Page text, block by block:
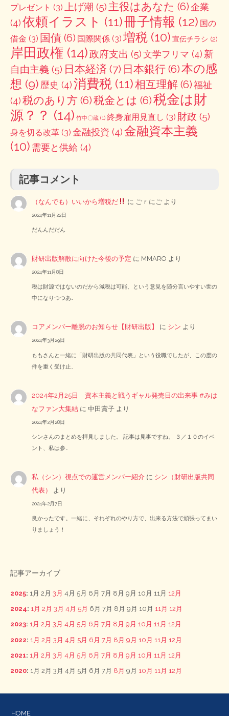
プレゼント (3) 上げ潮 (5) 主役はあなた (6)企業
(4)依頼イラスト (11)冊子情報 (12) 国の
借金 (3) 国債 (6) 国際関係 (3) 増税 (10) 宣伝チラシ (2)
岸田政権 (14)政府支出 (5)文学フリマ (4) 新
自由主義 (5) 日本経済 (7) 日本銀行 (6)本の感
想 (9) 歴史 (4)消費税 (11)相互理解 (6)福祉
(4)税のあり方 (6)税金とは (6)税金は財
源？？ (14) 竹中〇蔵 (1) 終身雇用見直し (3) 財政 (5)
身を切る改革 (3) 金融投資 (4)金融資本主義
(10) 需要と供給 (4)
記事コメント
（なんでも）いいから増税だ に ごｒにご より
2024年11月22日
だんんだだん
財研出版解散に向けた今後の予定 に MMARO より
2024年11月8日
税は財源ではないのだから減税は可能、という意見を随分言いやすい世の
中になりつつあ…
コアメンバー離脱のお知らせ【財研出版】 に シン より
2024年3月29日
ももさんと一緒に「財研出版の共同代表」という役職でしたが、この度の
件を重く受け止…
2024年2月25日 資本主義と戦うギャル発売日の出来事 #みは
なファン大集結 に中田賞子 より
2024年2月28日
シンさんのまとめを拝見しました。 記事は見事ですね。 ３／１０のイベ
ント、私は参…
私（シン）視点での運営メンバー紹介 に シン（財研出版共同
代表）
より
2024年2月7日
良かったです。一緒に、それぞれのやり方で、出来る方法で頑張ってまい
りましょう！
記事アーカイブ
2025: 1月 2月 3月 4月 5月 6月 7月 8月 9月 10月 11月 12月
2024: 1月 2月 3月 4月 5月 6月 7月 8月 9月 10月 11月 12月
2023: 1月 2月 3月 4月 5月 6月 7月 8月 9月 10月 11月 12月
2022: 1月 2月 3月 4月 5月 6月 7月 8月 9月 10月 11月 12月
2021: 1月 2月 3月 4月 5月 6月 7月 8月 9月 10月 11月 12月
2020: 1月 2月 3月 4月 5月 6月 7月 8月 9月 10月 11月 12月
HOME